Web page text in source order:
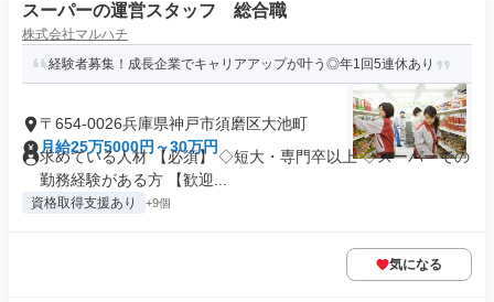
スーパーの運営スタッフ 総合職
株式会社マルハチ
経験者募集！成長企業でキャリアアップが叶う◎年1回5連休あり
〒654-0026兵庫県神戸市須磨区大池町
月給25万5000円～30万円
求めている人材 【必須】 ◇短大・専門卒以上 ◇スーパーでの
勤務経験がある方 【歓迎...
資格取得支援あり +9個
気になる